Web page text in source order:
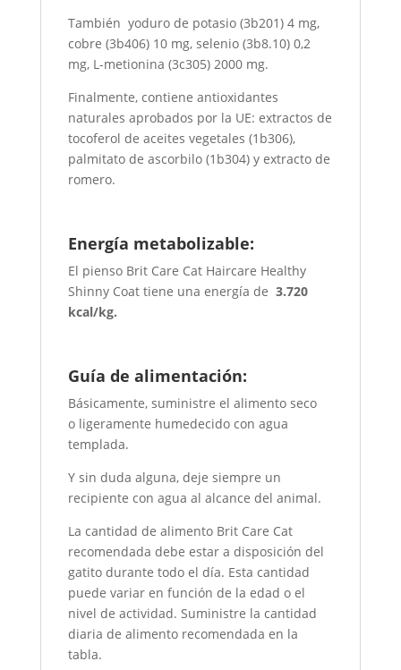
También yoduro de potasio (3b201) 4 mg,
cobre (3b406) 10 mg, selenio (3b8.10) 0,2
mg, L-metionina (3c305) 2000 mg.
Finalmente, contiene antioxidantes
naturales aprobados por la UE: extractos de
tocoferol de aceites vegetales (1b306),
palmitato de ascorbilo (1b304) y extracto de
romero.
Energía metabolizable:
El pienso Brit Care Cat Haircare Healthy
Shinny Coat tiene una energía de 3.720
kcal/kg.
Guía de alimentación:
Básicamente, suministre el alimento seco
o ligeramente humedecido con agua
templada.
Y sin duda alguna, deje siempre un
recipiente con agua al alcance del animal.
La cantidad de alimento Brit Care Cat
recomendada debe estar a disposición del
gatito durante todo el día. Esta cantidad
puede variar en función de la edad o el
nivel de actividad. Suministre la cantidad
diaria de alimento recomendada en la
tabla.